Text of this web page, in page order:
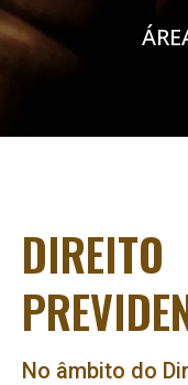
DIREITO
No âmbito do